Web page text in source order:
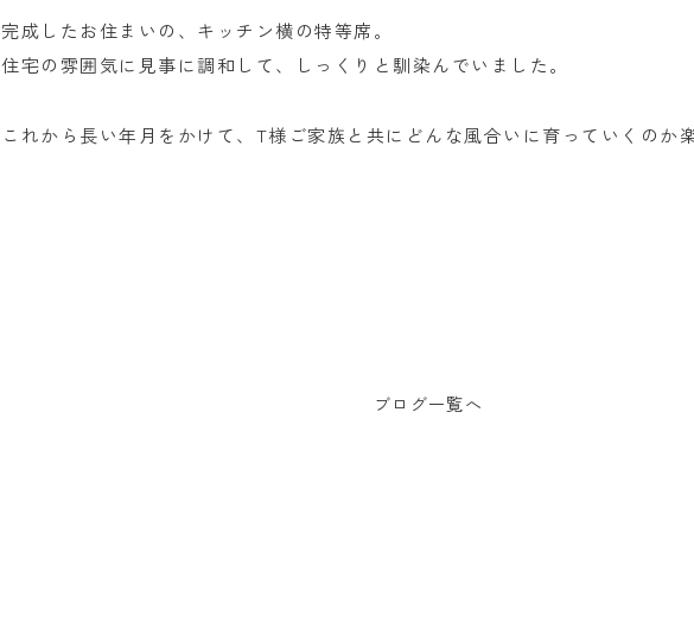
完成したお住まいの、キッチン横の特等席。
住宅の雰囲気に見事に調和して、しっくりと馴染んでいました。
これから長い年月をかけて、T様ご家族と共にどんな風合いに育っていくのか
ブログ一覧へ